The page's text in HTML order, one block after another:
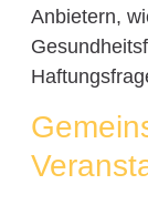
Anbietern,